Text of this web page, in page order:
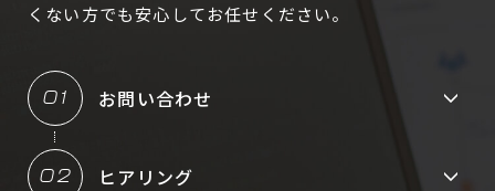
くない方でも安心してお任せください。
01 お問い合わせ
02 ヒアリング